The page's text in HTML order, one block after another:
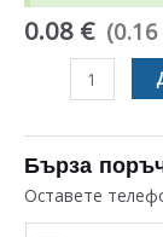
0.08 €
количество
КАБЕЛНА
ОБУВКА
Ф3
Бърза
Оставете